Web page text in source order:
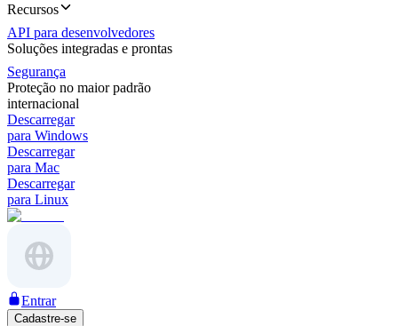
Recursos
API para desenvolvedores
Soluções integradas e prontas
Segurança
Proteção no maior padrão
internacional
Descarregar
para Windows
Descarregar
para Mac
Descarregar
para Linux
Entrar
Cadastre-se